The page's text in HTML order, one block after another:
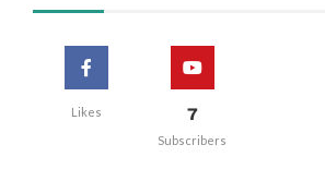
Likes 7
Subscribers